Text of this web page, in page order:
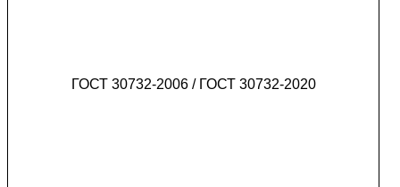
ГОСТ 30732-2006 / ГОСТ 30732-2020